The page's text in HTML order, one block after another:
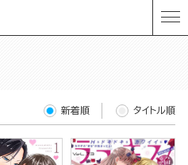
新着順 タイトル順